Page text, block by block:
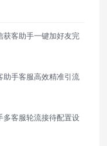
获客助手一键加好友完
助手客服高效精准引流
多客服轮流接待配置设